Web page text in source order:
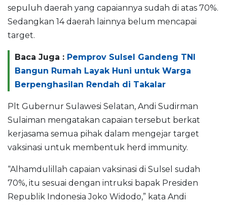
sepuluh daerah yang capaiannya sudah di atas 70%.
Sedangkan 14 daerah lainnya belum mencapai
target.
Baca Juga : Pemprov Sulsel Gandeng TNI
Bangun Rumah Layak Huni untuk Warga
Berpenghasilan Rendah di Takalar
Plt Gubernur Sulawesi Selatan, Andi Sudirman
Sulaiman mengatakan capaian tersebut berkat
kerjasama semua pihak dalam mengejar target
vaksinasi untuk membentuk herd immunity.
“Alhamdulillah capaian vaksinasi di Sulsel sudah
70%, itu sesuai dengan intruksi bapak Presiden
Republik Indonesia Joko Widodo,” kata Andi